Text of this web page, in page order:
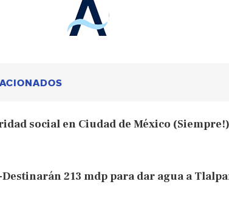
social en Ciudad de México (Siempre!)
213 mdp para dar agua a